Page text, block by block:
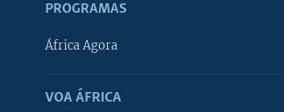
PROGRAMAS
África Agora
VOA ÁFRICA